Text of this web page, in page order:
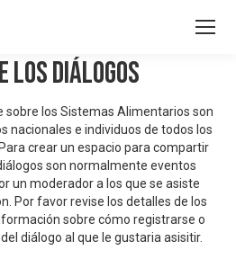
los Diálogos
sobre los Sistemas Alimentarios son
nacionales e individuos de todos los
crear un espacio para compartir
son normalmente eventos
un moderador a los que se asiste
Por favor revise los detalles de los
sobre cómo registrarse o
diálogo al que le gustaria asisitir.